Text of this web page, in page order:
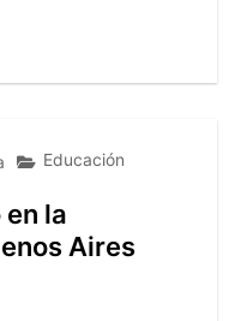
Educación
la
Aires